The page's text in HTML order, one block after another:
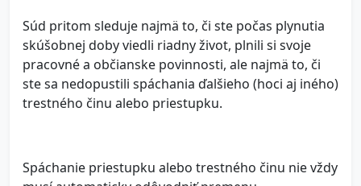
Súd pritom sleduje najmä to, či ste počas plynutia
skúšobnej doby viedli riadny život, plnili si svoje
pracovné a občianske povinnosti, ale najmä to, či
ste sa nedopustili spáchania ďalšieho (hoci aj iného)
trestného činu alebo priestupku.
Spáchanie priestupku alebo trestného činu nie vždy